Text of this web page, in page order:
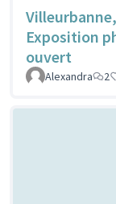
Exposition
ouvert
Alexandra 2